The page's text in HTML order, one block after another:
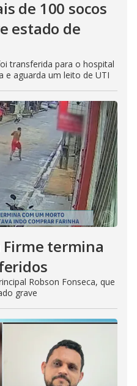
de 100 socos
estado de
transferida para o hospital
e aguarda um leito de UTI
termina
Robson Fonseca, que
grave